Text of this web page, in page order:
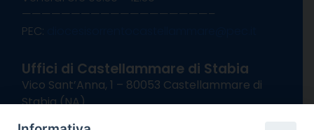
———————————————————–
PEC:
Uffici di Castellammare di Stabia
Vico Sant’Anna, 1 – 80053 Castellammare di
Stabia (NA)